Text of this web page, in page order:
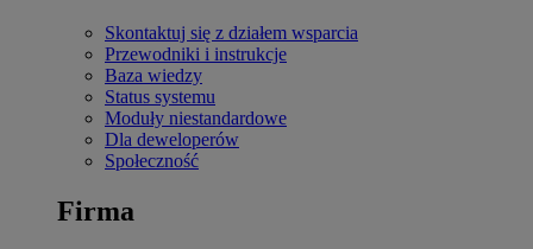
Skontaktuj się z działem wsparcia
Przewodniki i instrukcje
Baza wiedzy
Status systemu
Moduły niestandardowe
Dla deweloperów
Społeczność
Firma